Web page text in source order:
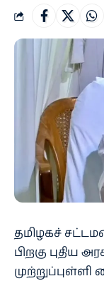
தமிழகச்
பிறகு புதிய